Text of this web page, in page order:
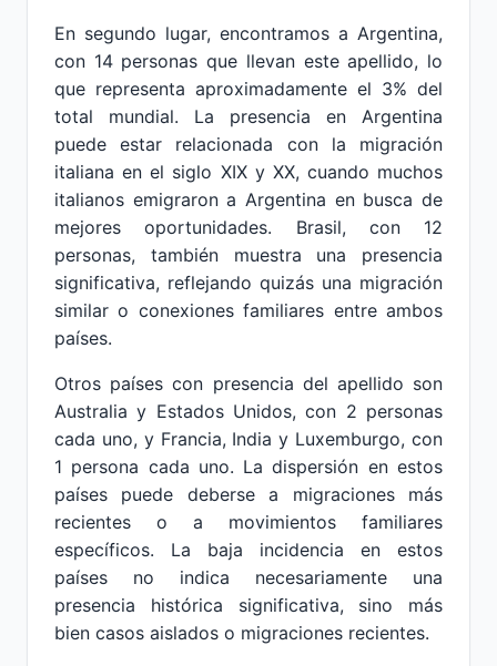
En segundo lugar, encontramos a Argentina,
con 14 personas que llevan este apellido, lo
que representa aproximadamente el 3% del
total mundial. La presencia en Argentina
puede estar relacionada con la migración
italiana en el siglo XIX y XX, cuando muchos
italianos emigraron a Argentina en busca de
mejores oportunidades. Brasil, con 12
personas, también muestra una presencia
significativa, reflejando quizás una migración
similar o conexiones familiares entre ambos
países.
Otros países con presencia del apellido son
Australia y Estados Unidos, con 2 personas
cada uno, y Francia, India y Luxemburgo, con
1 persona cada uno. La dispersión en estos
países puede deberse a migraciones más
recientes o a movimientos familiares
específicos. La baja incidencia en estos
países no indica necesariamente una
presencia histórica significativa, sino más
bien casos aislados o migraciones recientes.